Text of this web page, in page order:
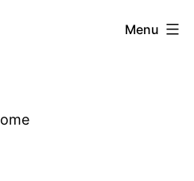
Menu